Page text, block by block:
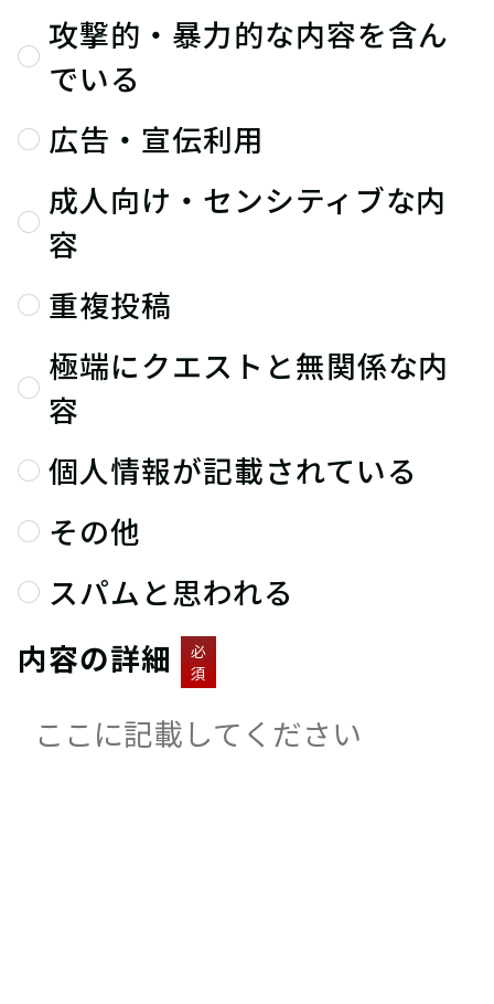
攻撃的・暴力的な内容を含ん
でいる
広告・宣伝利用
成人向け・センシティブな内
容
重複投稿
極端にクエストと無関係な内
容
個人情報が記載されている
その他
スパムと思われる
内容の詳細
必
須